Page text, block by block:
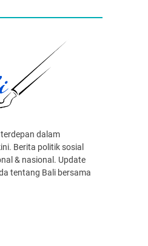
dalam
Berita politik sosial
& nasional. Update
tentang Bali bersama